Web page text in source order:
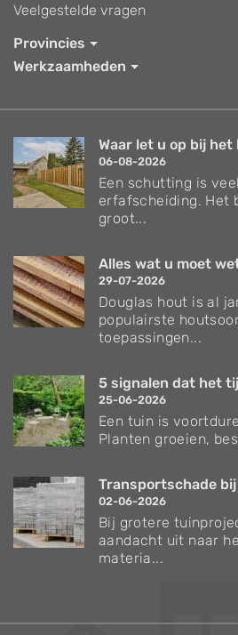
Veelgestelde vragen
Provincies
Werkzaamheden
Waar let u op bij het
06-08-2026
Een schutting is
erfafscheiding. Het
groot...
Alles wat u moet
29-07-2026
Douglas hout is al
populairste
toepassingen...
5 signalen dat het
25-06-2026
Een tuin is
Planten groeien,
Transportschade
02-06-2026
Bij grotere
aandacht uit naar
materia...